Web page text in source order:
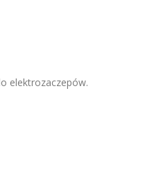
elektrozaczepów.